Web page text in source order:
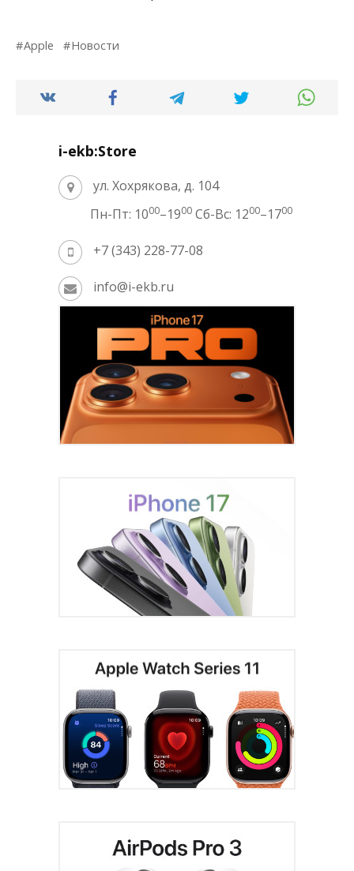
Apple Новости
i-ekb:Store
ул. Хохрякова, д. 104
Пн-Пт: 1000–1900 Сб-Вс: 1200–1700
+7 (343) 228-77-08
info@i-ekb.ru